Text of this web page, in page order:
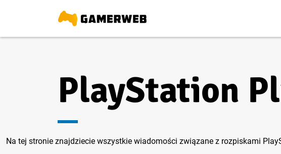
PlayStation
Na tej stronie znajdziecie wszystkie wiadomości związane z rozpiskami